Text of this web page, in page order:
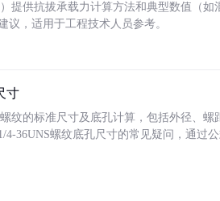
提供抗拔承载力计算方法和典型数值（
议，适用于工程技术人员参考。
寸
纹的标准尺寸及底孔计算，包括外径、
4-36UNS螺纹底孔尺寸的常见疑问，通